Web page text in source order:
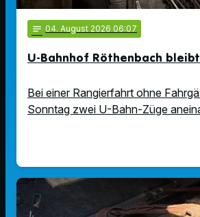
notes 04. August 2026 06:07
U-Bahnhof Röthenbach
Bei einer Rangierfahrt ohne
Sonntag zwei U-Bahn-Züge